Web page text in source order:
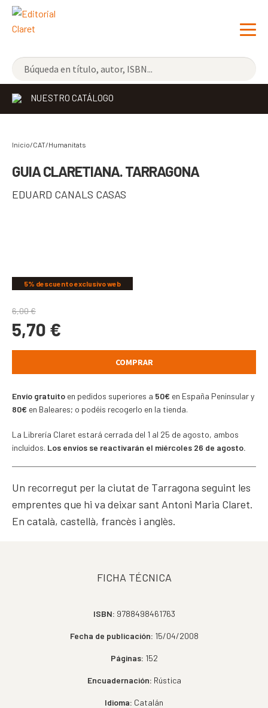
NOVEDADES
LOS MÁS VENDIDOS
LIBRERÍA CLARET
CONTACTO
NUESTRO CATÁLOGO
Inicio/CAT/Humanitats
GUIA CLARETIANA. TARRAGONA
EDUARD CANALS CASAS
5% descuento exclusivo web
6,00€
5,70 €
COMPRAR
Envío gratuito en pedidos superiores a 50€ en España Peninsular y
80€ en Baleares; o podéis recogerlo en la tienda.
La Librería Claret estará cerrada del 1 al 25 de agosto, ambos
incluidos. Los envíos se reactivarán el miércoles 26 de agosto.
Un recorregut per la ciutat de Tarragona seguint les
emprentes que hi va deixar sant Antoni Maria Claret.
En català, castellà, francès i anglès.
FICHA TÉCNICA
ISBN: 9788498461763
Fecha de publicación: 15/04/2008
Páginas: 152
Encuadernación: Rústica
Idioma: Catalán